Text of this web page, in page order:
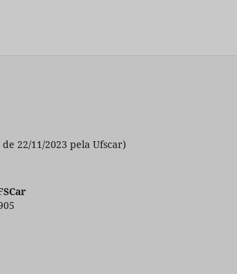
22/11/2023 pela Ufscar)